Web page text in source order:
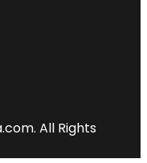
All Rights